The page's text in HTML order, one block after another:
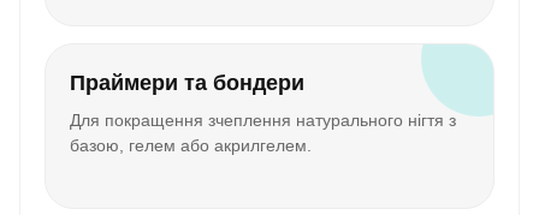
Праймери та бондери
Для покращення зчеплення натурального нігтя з
базою, гелем або акрилгелем.